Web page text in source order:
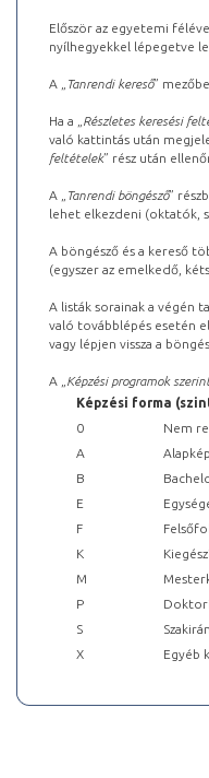
Először az egyetemi
nyílhegyekkel lépegetve
A „ Tanrendi kereső”
Ha a „ Részletes keresési
való kattintás után
feltételek” rész után
A „ Tanrendi böngésző”
lehet elkezdeni (oktatók,
A böngésző és a kereső
(egyszer az emelkedő,
A listák sorainak a végén
való továbblépés esetén
vagy lépjen vissza a
A „ Képzési programok
Képzési forma
0
Nem
A
B
E
F
K
M
P
S
X
Egyéb